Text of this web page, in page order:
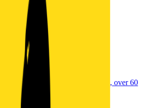
Forbund | NAF
7 veihjelp i Europa, advokathjelp, over 60
biltester.